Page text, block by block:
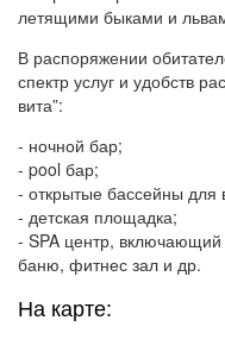
летящими быками и
В распоряжении
спектр услуг и удобств
вита”:
- ночной бар;
- pool бар;
- открытые бассейны для
- детская площадка;
- SPA центр,
баню, фитнес зал и др.
На карте: